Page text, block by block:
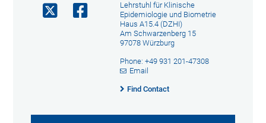
Lehrstuhl für Klinische
Epidemiologie und Biometrie
Haus A15.4 (DZHI)
Am Schwarzenberg 15
97078 Würzburg
Phone: +49 931 201-47308
Email
Find Contact